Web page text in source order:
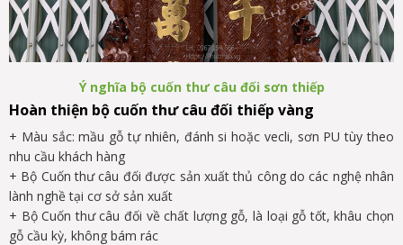
Ý nghĩa bộ cuốn thư câu đối sơn thiếp
Hoàn thiện bộ cuốn thư câu đối thiếp vàng
+ Màu sắc: mầu gỗ tự nhiên, đánh si hoặc vecli, sơn PU tùy theo
nhu cầu khách hàng
+ Bộ Cuốn thư câu đối được sản xuất thủ công do các nghệ nhân
lành nghề tại cơ sở sản xuất
+ Bộ Cuốn thư câu đối về chất lượng gỗ, là loại gỗ tốt, khâu chọn
gỗ cầu kỳ, không bám rác